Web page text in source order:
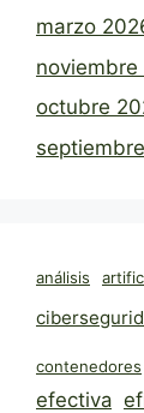
marzo
noviembre
octubre
análisis
contenedores
efectiva